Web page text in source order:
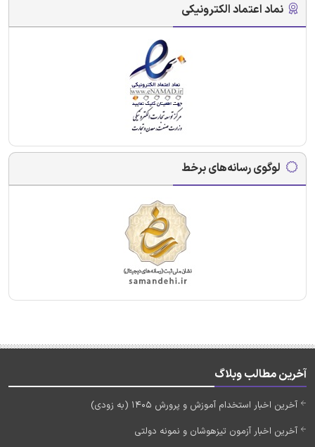
نماد اعتماد الکترونیکی
لوگوی رسانه‌های برخط
آخرین مطالب وبلاگ
آخرین اخبار استخدام آموزش و پرورش 1405 (به زودی)
آخرین اخبار آزمون تیزهوشان و نمونه دولتی